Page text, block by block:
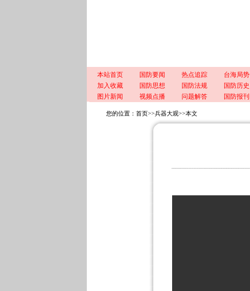
本站首页 国防要闻 热点追踪 台海局势
加入收藏
国防思想 国防法规 国防历史
图片新闻
视频点播 问题解答 国防报刊
您的位置： 首页>>兵器大观>>本文